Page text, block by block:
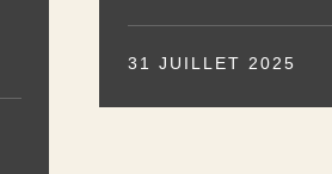
31 JUILLET 2025